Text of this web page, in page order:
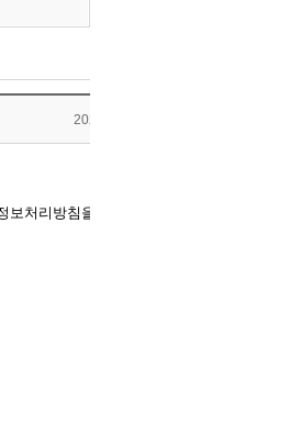
2025-12-15 17:00:01
처리방침을 공개하고 있으며,